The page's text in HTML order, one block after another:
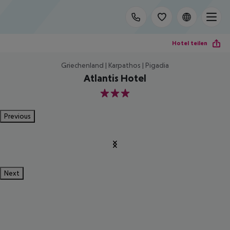
Hotel teilen
Griechenland | Karpathos | Pigadia
Atlantis Hotel
3
Previous
Next